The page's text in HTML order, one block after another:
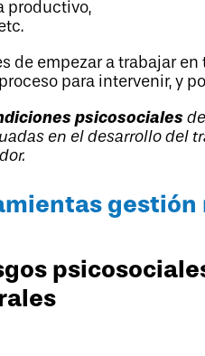
productivo,
de empezar a trabajar
para intervenir, y
psicosociales
en el desarrollo del